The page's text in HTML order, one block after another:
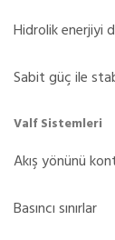
Hidrolik enerjiyi
Sabit güç ile
Valf Sistemleri
Akış yönünü
Basıncı sınırlar